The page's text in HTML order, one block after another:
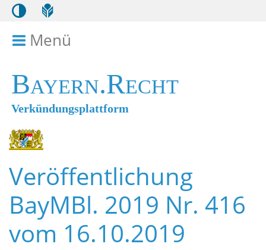
Menü
Bayern.Recht
Verkündungsplattform
Veröffentlichung
BayMBl. 2019 Nr. 416
vom 16.10.2019